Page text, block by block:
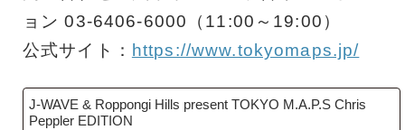
ョン 03-6406-6000（11:00～19:00）
公式サイト： https://www.tokyomaps.jp/
J-WAVE & Roppongi Hills present TOKYO M.A.P.S Chris
Peppler EDITION